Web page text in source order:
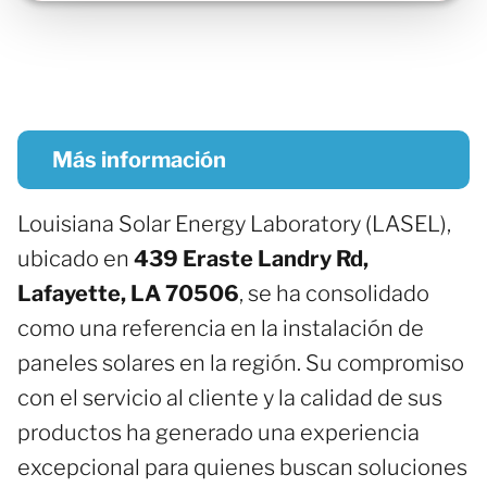
Más información
Louisiana Solar Energy Laboratory (LASEL),
ubicado en 439 Eraste Landry Rd,
Lafayette, LA 70506, se ha consolidado
como una referencia en la instalación de
paneles solares en la región. Su compromiso
con el servicio al cliente y la calidad de sus
productos ha generado una experiencia
excepcional para quienes buscan soluciones